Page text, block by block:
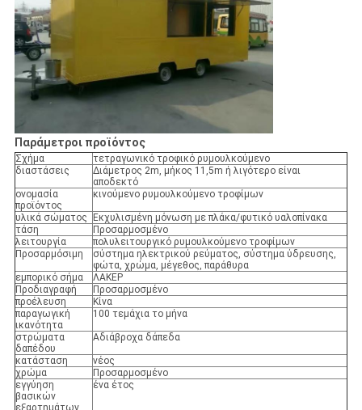
Παράμετροι προϊόντος
Σχήμα
τετραγωνικό τροφικό ρυμουλκούμενο
διαστάσεις
Διάμετρος 2m, μήκος 11,5m ή λιγότερο είναι
αποδεκτό
ονομασία
προϊόντος
κινούμενο ρυμουλκούμενο τροφίμων
υλικά σώματος
Εκχυλισμένη μόνωση με πλάκα/φυτικό υαλοπίνακα
τάση
Προσαρμοσμένο
λειτουργία
πολυλειτουργικό ρυμουλκούμενο τροφίμων
Προσαρμόσιμη
σύστημα ηλεκτρικού ρεύματος, σύστημα ύδρευσης,
φώτα, χρώμα, μέγεθος, παράθυρα
εμπορικό σήμα
ΛΑΚΕΡ
Προδιαγραφή
Προσαρμοσμένο
προέλευση
Κίνα
παραγωγική
ικανότητα
100 τεμάχια το μήνα
στρώματα
δαπέδου
Αδιάβροχα δάπεδα
κατάσταση
νέος
χρώμα
Προσαρμοσμένο
εγγύηση
βασικών
ένα έτος